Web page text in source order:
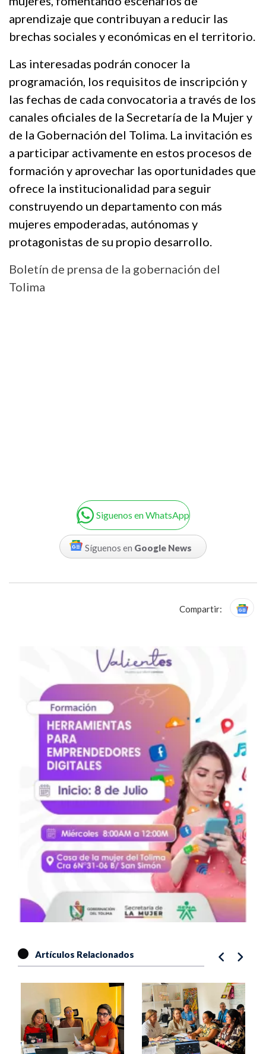
aprendizaje que contribuyan a reducir las
brechas sociales y económicas en el territorio.
Las interesadas podrán conocer la
programación, los requisitos de inscripción y
las fechas de cada convocatoria a través de los
canales oficiales de la Secretaría de la Mujer y
de la Gobernación del Tolima. La invitación es
a participar activamente en estos procesos de
formación y aprovechar las oportunidades que
ofrece la institucionalidad para seguir
construyendo un departamento con más
mujeres empoderadas, autónomas y
protagonistas de su propio desarrollo.
Boletín de prensa de la gobernación del
Tolima
Siguenos en WhatsApp
Síguenos en Google News
Compartir:
Artículos Relacionados